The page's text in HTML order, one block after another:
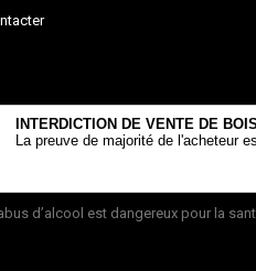
INTERDICTION DE VENTE DE
La preuve de majorité de l'acheteur
d’alcool est dangereux pour la